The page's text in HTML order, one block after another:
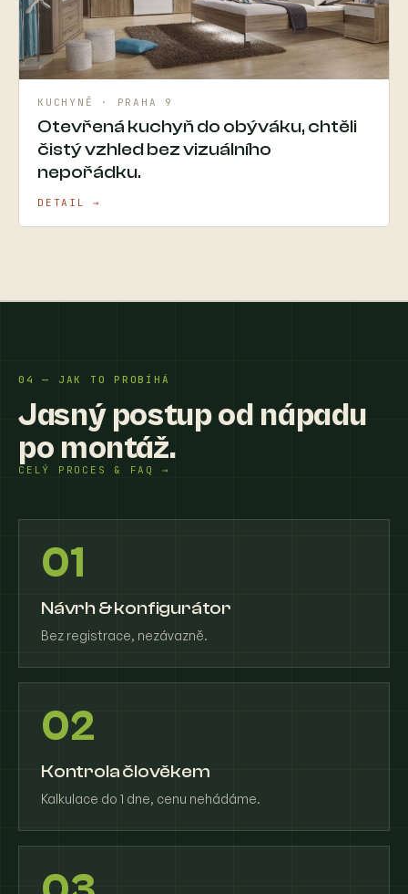
KUCHYNĚ · PRAHA 9
Otevřená kuchyň do obýváku, chtěli
čistý vzhled bez vizuálního
nepořádku.
DETAIL →
04 — JAK TO PROBÍHÁ
Jasný postup od nápadu
po montáž.
CELÝ PROCES & FAQ →
01
Návrh & konfigurátor
Bez registrace, nezávazně.
02
Kontrola člověkem
Kalkulace do 1 dne, cenu nehádáme.